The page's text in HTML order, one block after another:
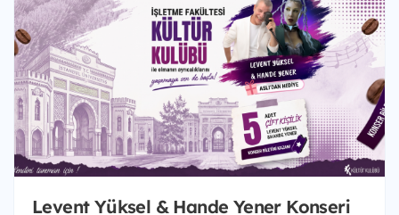
Levent Yüksel & Hande Yener Konseri